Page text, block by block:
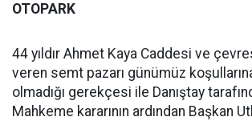
OTOPARK
44 yıldır Ahmet Kaya Caddesi ve
veren semt pazarı günümüz
olmadığı gerekçesi ile Danıştay
Mahkeme kararının ardından Başkan